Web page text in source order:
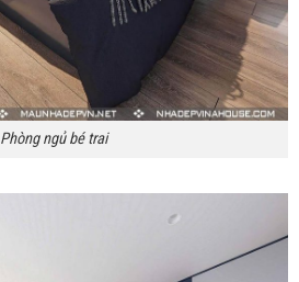
Phòng ngủ bé trai